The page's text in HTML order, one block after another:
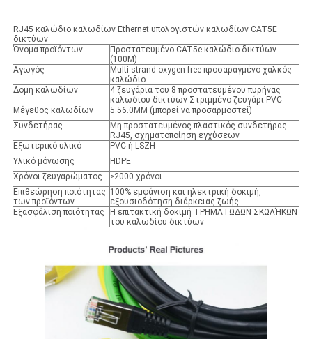
RJ45 καλώδιο καλωδίων Ethernet υπολογιστών καλωδίων CAT5E
δικτύων
Όνομα προϊόντων
Προστατευμένο CAT5e καλώδιο δικτύων
(100M)
Αγωγός
Multi-strand oxygen-free προσαραγμένο χαλκός
καλώδιο
Δομή καλωδίων
4 ζευγάρια του 8 προστατευμένου πυρήνας
καλωδίου δικτύων Στριμμένο ζευγάρι PVC
Μέγεθος καλωδίων
5.56.0MM (μπορεί να προσαρμοστεί)
Συνδετήρας
Μη-προστατευμένος πλαστικός συνδετήρας
RJ45, σχηματοποίηση εγχύσεων
Εξωτερικό υλικό
PVC ή LSZH
Υλικό μόνωσης
HDPE
Χρόνοι ζευγαρώματος
≥2000 χρόνοι
Επιθεώρηση ποιότητας
των προϊόντων
100% εμφάνιση και ηλεκτρική δοκιμή,
εξουσιοδότηση διάρκειας ζωής
Εξασφάλιση ποιότητας
Η επιτακτική δοκιμή ΤΡΗΜΑΤΩΔΩΝ ΣΚΩΛΉΚΩΝ
του καλωδίου δικτύων